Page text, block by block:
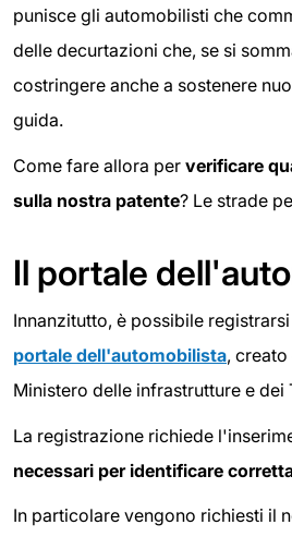
punisce gli automobilisti che
delle decurtazioni che, se si
costringere anche a sostenere
guida.
Come fare allora per verificare
sulla nostra patente? Le strade
Il portale
Innanzitutto, è possibile
portale dell'automobilista,
Ministero delle infrastrutture e dei
La registrazione richiede
necessari per identificare
In particolare vengono richiesti il